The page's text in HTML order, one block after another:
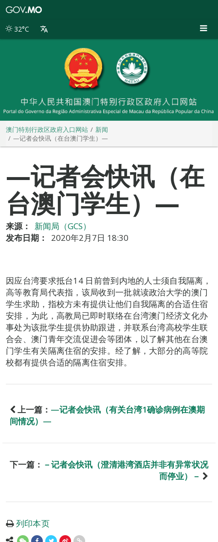
别
32°C
澳门特别行政区政府入口网站
新闻
—记者会快讯（在台澳门学生）—
—记者会快讯（在
台澳门学生）—
来源：
新闻局（GCS）
发布日期：
2020年2月7日 18:30
因应台湾要求抵台14 日前曾到内地的人士须自我隔离，
高等教育局代表指，该局收到一批就读政治大学的澳门
学生求助，指校方未有提供让他们自我隔离的合适住宿
安排，为此，高教局已即时联络在台湾澳门经济文化办
事处为该批学生提供协助跟进，并联系台湾高校学生联
合会、澳门青年交流促进会等团体，以了解其他在台澳
门学生有关隔离住宿的安排。经了解，大部分的高等院
校都有提供合适的隔离住宿安排。
上一篇： —记者会快讯（有关台湾1确诊病例在澳期
间情况）—
下一篇： －记者会快讯（澄清港湾酒店并非有异常状况
而停业）－
列印本页